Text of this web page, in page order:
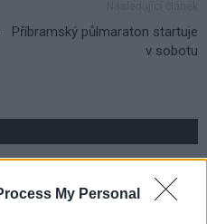
My Personal
Příbramský půlmaraton startuje
v sobotu
otevře výstava